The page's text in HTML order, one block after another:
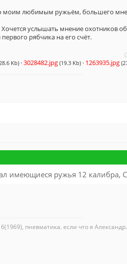
моим любимым ружьём, большего
услышать мнение охотников
рябчика на его счёт.
Kb) ·3028482.jpg (19.3 Kb) · 1263935.jpg
имеющиеся ружья 12 калибра,
пневматика. если что я